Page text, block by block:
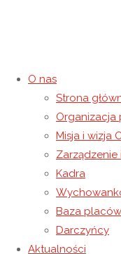
O nas
Strona
Organizacja
Misja i wizja
Zarządzenie
Kadra
Baza
Darczyńcy
Aktualności
Droga
22 lutego 202422
Strona główna Rok